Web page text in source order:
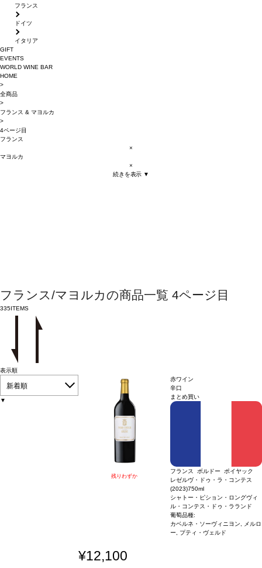
フランス
ドイツ
イタリア
GIFT
EVENTS
WORLD WINE BAR
HOME
>
全商品
>
フランス & マヨルカ
>
4ページ目
フランス
×
マヨルカ
×
続きを表示 ▼
フランス/マヨルカの商品一覧 4ページ目
335ITEMS
表示順
新着順
▼
残りわずか
赤ワイン
辛口
まとめ買い
フランス ボルドー ポイヤック
レゼルヴ・ドゥ・ラ・コンテス
(2023)750ml
シャトー・ピション・ロングヴィ
ル・コンテス・ドゥ・ラランド
葡萄品種:
カベルネ・ソーヴィニヨン, メルロ
ー, プティ・ヴェルド
¥12,100